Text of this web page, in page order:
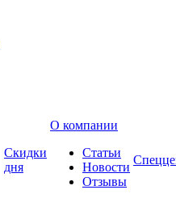
Скидки
дня
О компании
Статьи
Новости
Отзывы